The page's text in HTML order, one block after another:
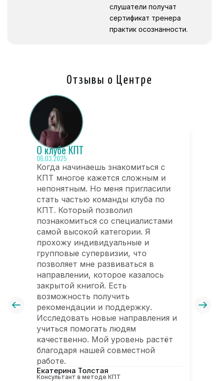
слушатели получат
сертификат тренера
практик осознанности.
Отзывы о Центре
О клубе КПТ
06.03.2025
Когда начинаешь знакомиться с
КПТ многое кажется сложным и
непонятным. Но меня пригласили
стать частью команды клуба по
КПТ. Который позволил
познакомиться со специалистами
самой высокой категории. Я
прохожу индивидуальные и
групповые супервизии, что
позволяет мне развиваться в
направлении, которое казалось
закрытой книгой. Есть
возможность получить
рекомендации и поддержку.
Исследовать новые направления и
учиться помогать людям
качественно. Мой уровень растёт
благодаря нашей совместной
работе.
Екатерина Толстая
Консультант в методе КПТ